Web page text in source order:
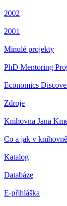
2002
2001
Minulé projekty
PhD Mentoring
Economics
Zdroje
Knihovna Jana
Co a jak v knihovně
Katalog
Databáze
E-přihláška